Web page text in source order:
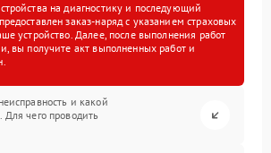
на диагностику и последующий
заказ-наряд с указанием страховых
устройство. Далее, после выполнения работ
вы получите акт выполненных работ и
и какой
чего проводить